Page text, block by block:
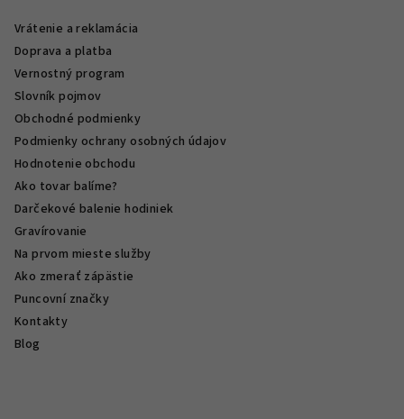
Vrátenie a reklamácia
Doprava a platba
Vernostný program
Slovník pojmov
Obchodné podmienky
Podmienky ochrany osobných údajov
Hodnotenie obchodu
Ako tovar balíme?
Darčekové balenie hodiniek
Gravírovanie
Na prvom mieste služby
Ako zmerať zápästie
Puncovní značky
Kontakty
Blog